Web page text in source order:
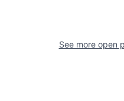
See more open